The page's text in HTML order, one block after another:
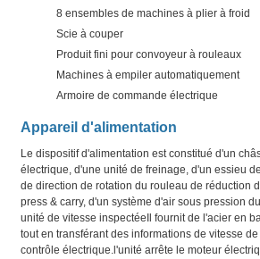
8 ensembles de machines à plier à froid
Scie à couper
Produit fini pour convoyeur à rouleaux
Machines à empiler automatiquement
Armoire de commande électrique
Appareil d'alimentation
Le dispositif d'alimentation est constitué d'un
électrique, d'une unité de freinage, d'un essieu
de direction de rotation du rouleau de réduction
press & carry, d'un système d'air sous pression
unité de vitesse inspectéeIl fournit de l'acier en
tout en transférant des informations de vitesse
contrôle électrique.l'unité arrête le moteur